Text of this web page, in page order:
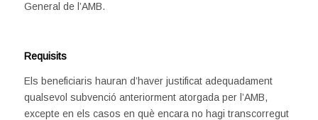
General de l’AMB.
Requisits
Els beneficiaris hauran d’haver justificat adequadament
qualsevol subvenció anteriorment atorgada per l’AMB,
excepte en els casos en què encara no hagi transcorregut